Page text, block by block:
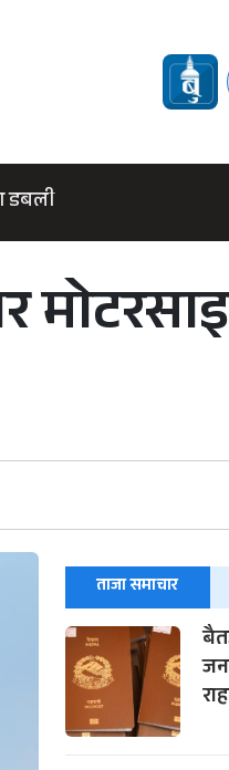
डबली
ताजा समाचार